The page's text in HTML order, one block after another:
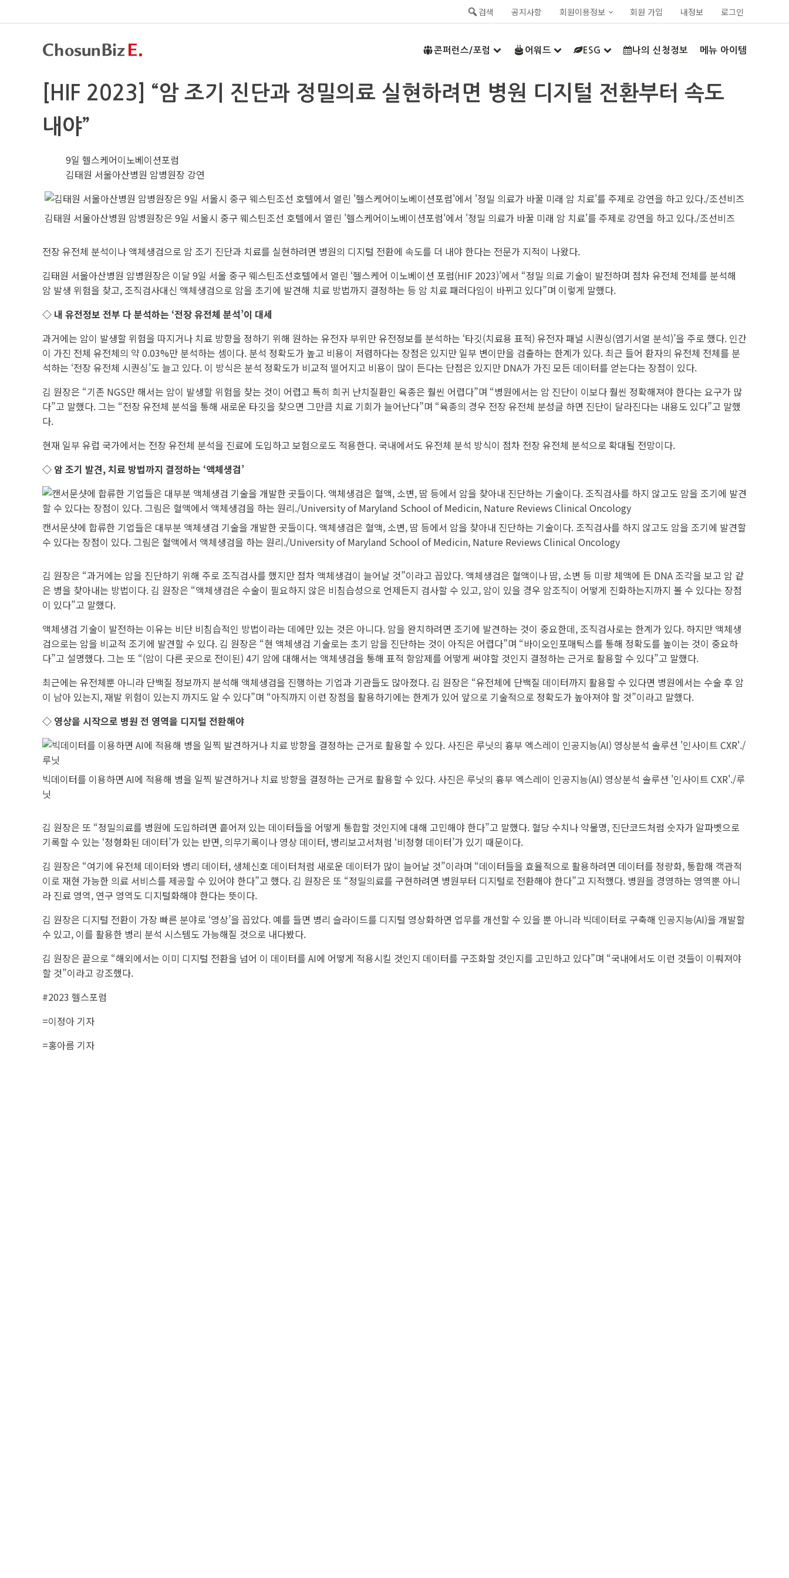
검색 공지사항 회원이용정보 회원 가입 내정보 로그인
콘퍼런스/포럼 어워드 ESG 나의 신청정보 메뉴 아이템
[HIF 2023] “암 조기 진단과 정밀의료 실현하려면 병원 디지털 전환부터 속도
내야”
9일 헬스케어이노베이션포럼
김태원 서울아산병원 암병원장 강연
김태원 서울아산병원 암병원장은 9일 서울시 중구 웨스틴조선 호텔에서 열린 '헬스케어이노베이션포럼'에서 '정밀 의료가 바꿀 미래 암 치료'를 주제로 강연을 하고 있다./조선비즈
전장 유전체 분석이나 액체생검으로 암 조기 진단과 치료를 실현하려면 병원의 디지털 전환에 속도를 더 내야 한다는 전문가 지적이 나왔다.
김태원 서울아산병원 암병원장은 이달 9일 서울 중구 웨스틴조선호텔에서 열린 ‘헬스케어 이노베이션 포럼(HIF 2023)’에서 “정밀 의료 기술이 발전하며 점차 유전체 전체를 분석해
암 발생 위험을 찾고, 조직검사대신 액체생검으로 암을 초기에 발견해 치료 방법까지 결정하는 등 암 치료 패러다임이 바뀌고 있다”며 이렇게 말했다.
◇ 내 유전정보 전부 다 분석하는 ‘전장 유전체 분석’이 대세
과거에는 암이 발생할 위험을 따지거나 치료 방향을 정하기 위해 원하는 유전자 부위만 유전정보를 분석하는 ‘타깃(치료용 표적) 유전자 패널 시퀀싱(염기서열 분석)’을 주로 했다. 인간
이 가진 전체 유전체의 약 0.03%만 분석하는 셈이다. 분석 정확도가 높고 비용이 저렴하다는 장점은 있지만 일부 변이만을 검출하는 한계가 있다. 최근 들어 환자의 유전체 전체를 분
석하는 ‘전장 유전체 시퀀싱’도 늘고 있다. 이 방식은 분석 정확도가 비교적 떨어지고 비용이 많이 든다는 단점은 있지만 DNA가 가진 모든 데이터를 얻는다는 장점이 있다.
김 원장은 “기존 NGS만 해서는 암이 발생할 위험을 찾는 것이 어렵고 특히 희귀 난치질환인 육종은 훨씬 어렵다”며 “병원에서는 암 진단이 이보다 훨씬 정확해져야 한다는 요구가 많
다”고 말했다. 그는 “전장 유전체 분석을 통해 새로운 타깃을 찾으면 그만큼 치료 기회가 늘어난다”며 “육종의 경우 전장 유전체 분성글 하면 진단이 달라진다는 내용도 있다”고 말했
다.
현재 일부 유럽 국가에서는 전장 유전체 분석을 진료에 도입하고 보험으로도 적용한다. 국내에서도 유전체 분석 방식이 점차 전장 유전체 분석으로 확대될 전망이다.
◇ 암 조기 발견, 치료 방법까지 결정하는 ‘액체생검’
캔서문샷에 합류한 기업들은 대부분 액체생검 기술을 개발한 곳들이다. 액체생검은 혈액, 소변, 땀 등에서 암을 찾아내 진단하는 기술이다. 조직검사를 하지 않고도 암을 조기에 발견할
수 있다는 장점이 있다. 그림은 혈액에서 액체생검을 하는 원리./University of Maryland School of Medicin, Nature Reviews Clinical Oncology
김 원장은 “과거에는 암을 진단하기 위해 주로 조직검사를 했지만 점차 액체생검이 늘어날 것”이라고 꼽았다. 액체생검은 혈액이나 땀, 소변 등 미량 체액에 든 DNA 조각을 보고 암 같
은 병을 찾아내는 방법이다. 김 원장은 “액체생검은 수술이 필요하지 않은 비침습성으로 언제든지 검사할 수 있고, 암이 있을 경우 암조직이 어떻게 진화하는지까지 볼 수 있다는 장점
이 있다”고 말했다.
액체생검 기술이 발전하는 이유는 비단 비침습적인 방법이라는 데에만 있는 것은 아니다. 암을 완치하려면 조기에 발견하는 것이 중요한데, 조직검사로는 한계가 있다. 하지만 액체생
검으로는 암을 비교적 조기에 발견할 수 있다. 김 원장은 “현 액체생검 기술로는 초기 암을 진단하는 것이 아직은 어렵다”며 “바이오인포매틱스를 통해 정확도를 높이는 것이 중요하
다”고 설명했다. 그는 또 “(암이 다른 곳으로 전이된) 4기 암에 대해서는 액체생검을 통해 표적 항암제를 어떻게 써야할 것인지 결정하는 근거로 활용할 수 있다”고 말했다.
최근에는 유전체뿐 아니라 단백질 정보까지 분석해 액체생검을 진행하는 기업과 기관들도 많아졌다. 김 원장은 “유전체에 단백질 데이터까지 활용할 수 있다면 병원에서는 수술 후 암
이 남아 있는지, 재발 위험이 있는지 까지도 알 수 있다”며 “아직까지 이런 장점을 활용하기에는 한계가 있어 앞으로 기술적으로 정확도가 높아져야 할 것”이라고 말했다.
◇ 영상을 시작으로 병원 전 영역을 디지털 전환해야
빅데이터를 이용하면 AI에 적용해 병을 일찍 발견하거나 치료 방향을 결정하는 근거로 활용할 수 있다. 사진은 루닛의 흉부 엑스레이 인공지능(AI) 영상분석 솔루션 '인사이트 CXR'./루
닛
김 원장은 또 “정밀의료를 병원에 도입하려면 흩어져 있는 데이터들을 어떻게 통합할 것인지에 대해 고민해야 한다”고 말했다. 혈당 수치나 약물명, 진단코드처럼 숫자가 알파벳으로
기록할 수 있는 ‘정형화된 데이터’가 있는 반면, 의무기록이나 영상 데이터, 병리보고서처럼 ‘비정형 데이터’가 있기 때문이다.
김 원장은 “여기에 유전체 데이터와 병리 데이터, 생체신호 데이터처럼 새로운 데이터가 많이 늘어날 것”이라며 “데이터들을 효율적으로 활용하려면 데이터를 정량화, 통합해 객관적
이로 재현 가능한 의료 서비스를 제공할 수 있어야 한다”고 했다. 김 원장은 또 “정밀의료를 구현하려면 병원부터 디지털로 전환해야 한다”고 지적했다. 병원을 경영하는 영역뿐 아니
라 진료 영역, 연구 영역도 디지털화해야 한다는 뜻이다.
김 원장은 디지털 전환이 가장 빠른 분야로 ‘영상’을 꼽았다. 예를 들면 병리 슬라이드를 디지털 영상화하면 업무를 개선할 수 있을 뿐 아니라 빅데이터로 구축해 인공지능(AI)을 개발할
수 있고, 이를 활용한 병리 분석 시스템도 가능해질 것으로 내다봤다.
김 원장은 끝으로 “해외에서는 이미 디지털 전환을 넘어 이 데이터를 AI에 어떻게 적용시킬 것인지 데이터를 구조화할 것인지를 고민하고 있다”며 “국내에서도 이런 것들이 이뤄져야
할 것”이라고 강조했다.
#2023 헬스포럼
=이정아 기자
=홍아름 기자